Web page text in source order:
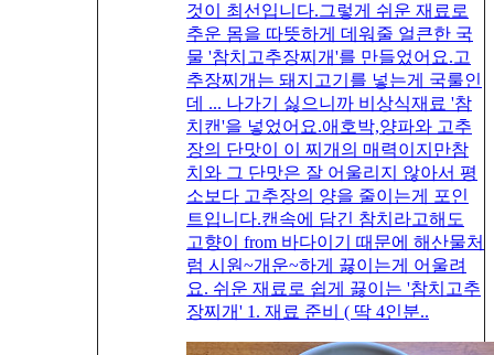
것이 최선입니다.그렇게 쉬운 재료로
추운 몸을 따뜻하게 데워줄 얼큰한 국
물 '참치고추장찌개'를 만들었어요.고
추장찌개는 돼지고기를 넣는게 국룰인
데 ... 나가기 싫으니까 비상식재료 '참
치캔'을 넣었어요.애호박,양파와 고추
장의 단맛이 이 찌개의 매력이지만참
치와 그 단맛은 잘 어울리지 않아서 평
소보다 고추장의 양을 줄이는게 포인
트입니다.캔속에 담긴 참치라고해도
고향이 from 바다이기 때문에 해산물처
럼 시원~개운~하게 끓이는게 어울려
요. 쉬운 재료로 쉽게 끓이는 '참치고추
장찌개' 1. 재료 준비 ( 딱 4인분..